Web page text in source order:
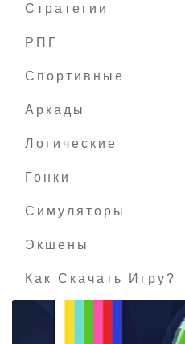
Стратегии
РПГ
Спортивные
Аркады
Логические
Гонки
Симуляторы
Экшены
Как Скачать Игру?